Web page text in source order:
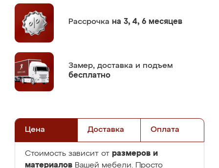
Рассрочка на 3, 4, 6 месяцев
Замер, доставка и подъем
бесплатно
Цена Доставка Оплата
Стоимость зависит от размеров и
материалов Вашей мебели. Просто